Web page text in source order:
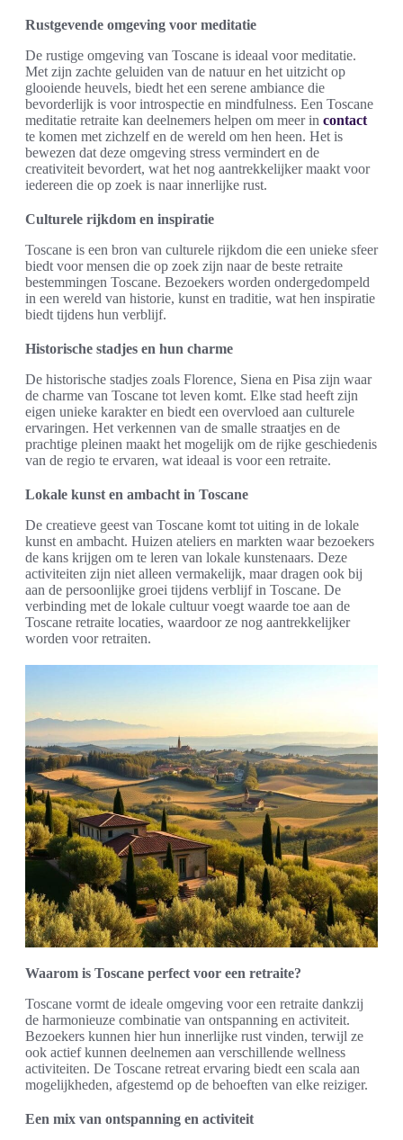
Rustgevende omgeving voor meditatie
De rustige omgeving van Toscane is ideaal voor meditatie.
Met zijn zachte geluiden van de natuur en het uitzicht op
glooiende heuvels, biedt het een serene ambiance die
bevorderlijk is voor introspectie en mindfulness. Een Toscane
meditatie retraite kan deelnemers helpen om meer in contact
te komen met zichzelf en de wereld om hen heen. Het is
bewezen dat deze omgeving stress vermindert en de
creativiteit bevordert, wat het nog aantrekkelijker maakt voor
iedereen die op zoek is naar innerlijke rust.
Culturele rijkdom en inspiratie
Toscane is een bron van culturele rijkdom die een unieke sfeer
biedt voor mensen die op zoek zijn naar de beste retraite
bestemmingen Toscane. Bezoekers worden ondergedompeld
in een wereld van historie, kunst en traditie, wat hen inspiratie
biedt tijdens hun verblijf.
Historische stadjes en hun charme
De historische stadjes zoals Florence, Siena en Pisa zijn waar
de charme van Toscane tot leven komt. Elke stad heeft zijn
eigen unieke karakter en biedt een overvloed aan culturele
ervaringen. Het verkennen van de smalle straatjes en de
prachtige pleinen maakt het mogelijk om de rijke geschiedenis
van de regio te ervaren, wat ideaal is voor een retraite.
Lokale kunst en ambacht in Toscane
De creatieve geest van Toscane komt tot uiting in de lokale
kunst en ambacht. Huizen ateliers en markten waar bezoekers
de kans krijgen om te leren van lokale kunstenaars. Deze
activiteiten zijn niet alleen vermakelijk, maar dragen ook bij
aan de persoonlijke groei tijdens verblijf in Toscane. De
verbinding met de lokale cultuur voegt waarde toe aan de
Toscane retraite locaties, waardoor ze nog aantrekkelijker
worden voor retraiten.
Waarom is Toscane perfect voor een retraite?
Toscane vormt de ideale omgeving voor een retraite dankzij
de harmonieuze combinatie van ontspanning en activiteit.
Bezoekers kunnen hier hun innerlijke rust vinden, terwijl ze
ook actief kunnen deelnemen aan verschillende wellness
activiteiten. De Toscane retreat ervaring biedt een scala aan
mogelijkheden, afgestemd op de behoeften van elke reiziger.
Een mix van ontspanning en activiteit